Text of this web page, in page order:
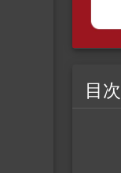
目次